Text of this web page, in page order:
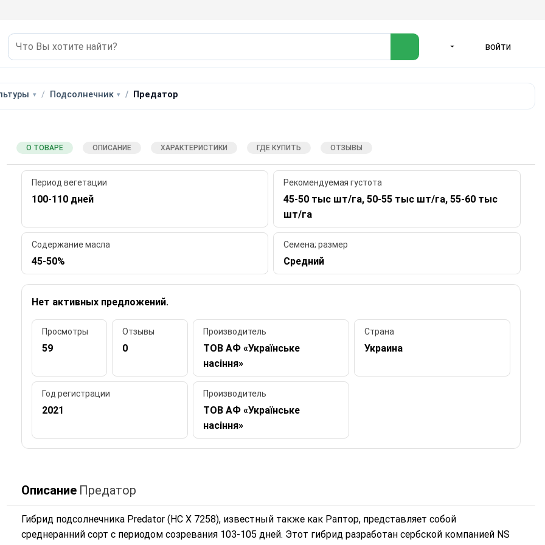
ВОЙТИ
Подсолнечник Предатор
О ТОВАРЕ ОПИСАНИЕ ХАРАКТЕРИСТИКИ ГДЕ КУПИТЬ ОТЗЫВЫ
Период вегетации
100-110 дней
Рекомендуемая густота
45-50 тыс шт/га, 50-55 тыс шт/га, 55-60 тыс
шт/га
Содержание масла
45-50%
Семена; размер
Средний
Нет активных предложений.
Просмотры
59
Отзывы
0
Производитель
ТОВ АФ «Українське
насіння»
Страна
Украина
Год регистрации
2021
Производитель
ТОВ АФ «Українське
насіння»
Описание Предатор
Гибрид подсолнечника Predator (НС Х 7258), известный также как Раптор, представляет собой
среднеранний сорт с периодом созревания 103-105 дней. Этот гибрид разработан сербской компанией NS